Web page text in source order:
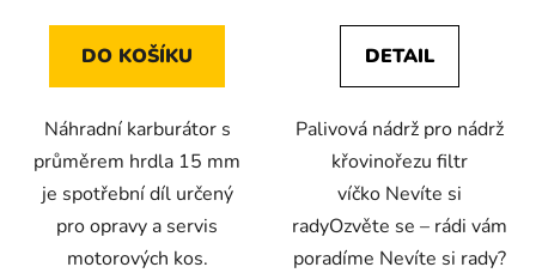
hvězdiček.
DO KOŠÍKU
Náhradní karburátor s
průměrem hrdla 15 mm
je spotřební díl určený
pro opravy a servis
motorových kos.
DETAIL
Palivová nádrž pro nádrž
křovinořezu filtr
víčko Nevíte si
radyOzvěte se – rádi vám
poradíme Nevíte si rady?